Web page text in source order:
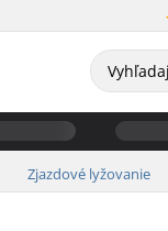
Zjazdové lyžovanie